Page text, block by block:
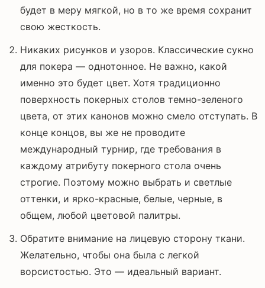
будет в меру мягкой, но в то же время сохранит
свою жесткость.
Никаких рисунков и узоров. Классические сукно
для покера — однотонное. Не важно, какой
именно это будет цвет. Хотя традиционно
поверхность покерных столов темно-зеленого
цвета, от этих канонов можно смело отступать. В
конце концов, вы же не проводите
международный турнир, где требования в
каждому атрибуту покерного стола очень
строгие. Поэтому можно выбрать и светлые
оттенки, и ярко-красные, белые, черные, в
общем, любой цветовой палитры.
Обратите внимание на лицевую сторону ткани.
Желательно, чтобы она была с легкой
ворсистостью. Это — идеальный вариант.